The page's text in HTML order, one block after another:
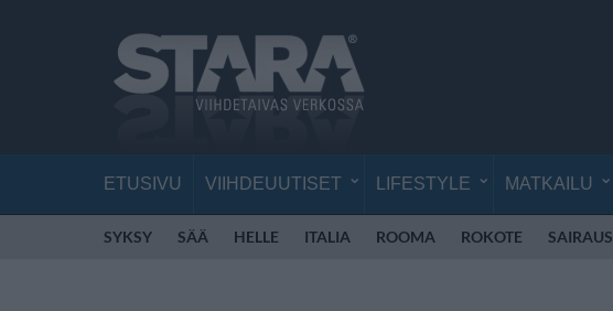
ETUSIVU VIIHDEUUTISET LIFESTYLE MATKAILU
SYKSY SÄÄ HELLE ITALIA ROOMA ROKOTE SAIRAUS